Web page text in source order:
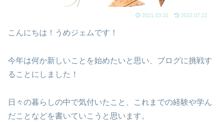
2021.03.31 2022.07.22
こんにちは！うめジェムです！
今年は何か新しいことを始めたいと思い、ブログに挑戦す
ることにしました！
日々の暮らしの中で気付いたこと、これまでの経験や学ん
だことなどを書いていこうと思います。